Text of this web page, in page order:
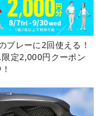
プレーに2回使える！
限定2,000円クーポン